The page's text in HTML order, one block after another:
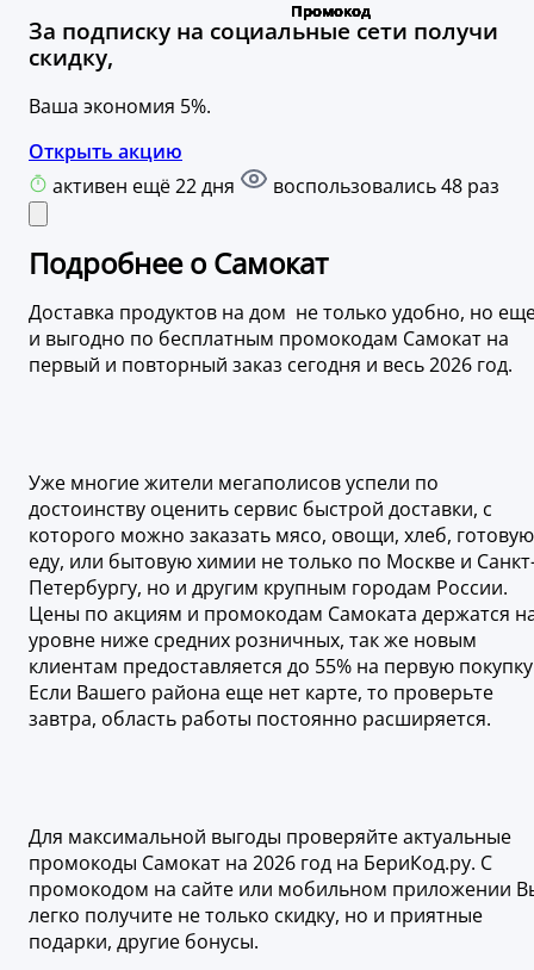
За подписку на социальные сети получи
скидку,
Ваша экономия 5%.
Открыть акцию
активен ещё 22 дня
воспользовались 48 раз
Подробнее о Самокат
Доставка продуктов на дом не только удобно, но
и выгодно по бесплатным промокодам Самокат на
первый и повторный заказ сегодня и весь 2026 год.
Уже многие жители мегаполисов успели по
достоинству оценить сервис быстрой доставки, с
которого можно заказать мясо, овощи, хлеб, готовую
еду, или бытовую химии не только по Москве и
Петербургу, но и другим крупным городам России.
Цены по акциям и промокодам Самоката держатся
уровне ниже средних розничных, так же новым
клиентам предоставляется до 55% на первую
Если Вашего района еще нет карте, то проверьте
завтра, область работы постоянно расширяется.
Для максимальной выгоды проверяйте актуальные
промокоды Самокат на 2026 год на БериКод.ру. С
промокодом на сайте или мобильном приложении
легко получите не только скидку, но и приятные
подарки, другие бонусы.